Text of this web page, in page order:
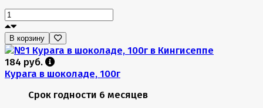
В корзину
184 руб.
Курага в шоколаде, 100г
Срок годности 6 месяцев